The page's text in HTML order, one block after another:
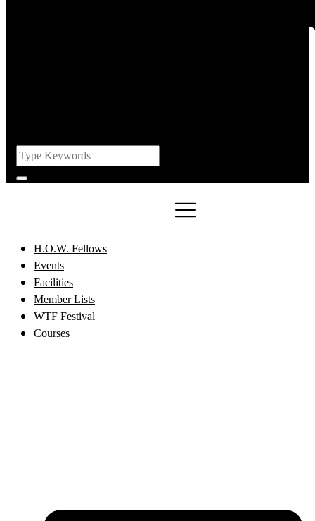
H.O.W. Fellows
Events
Facilities
Member Lists
WTF Festival
Courses